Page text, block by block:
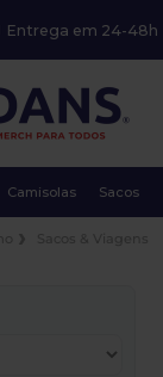
Entrega em 24-48h
Camisolas Sacos